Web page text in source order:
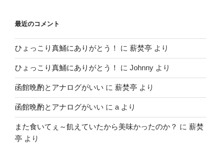
最近のコメント
ひょっこり真鯒にありがとう！ に 薪焚亭 より
ひょっこり真鯒にありがとう！ に Johnny より
函館晩酌とアナログがいい に 薪焚亭 より
函館晩酌とアナログがいい に a より
また食いてぇ～飢えていたから美味かったのか？ に 薪焚
亭 より